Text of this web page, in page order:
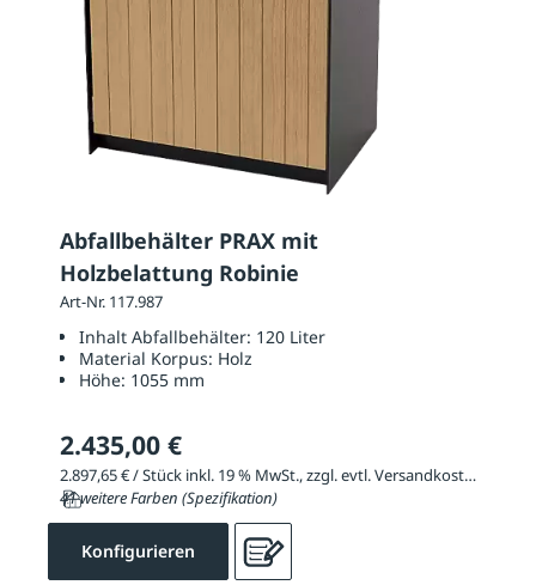
Abfallbehälter PRAX mit
Holzbelattung Robinie
Art-Nr. 117.987
Inhalt Abfallbehälter: 120 Liter
Material Korpus: Holz
Höhe: 1055 mm
2.435,00 €
2.897,65 € / Stück inkl. 19 % MwSt., zzgl. evtl. Versandkosten
41 weitere Farben (Spezifikation)
Konfigurieren